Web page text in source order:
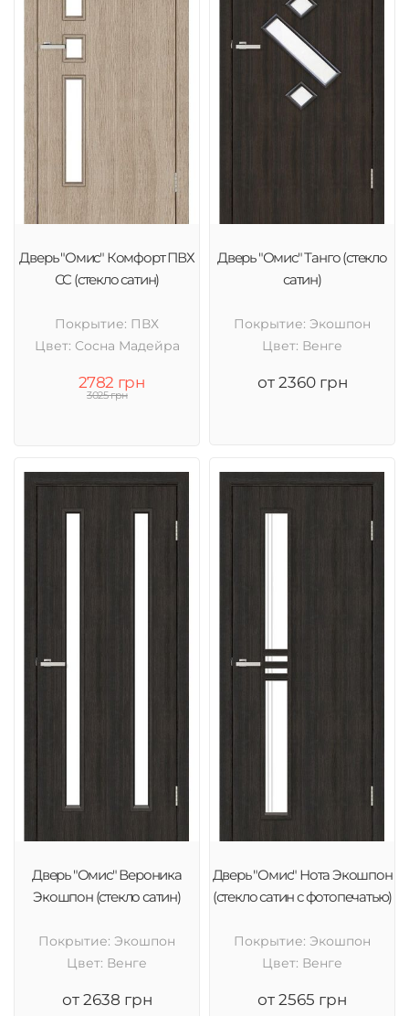
Дверь "Омис" Комфорт ПВХ
СС (стекло сатин)
Покрытие: ПВХ
Цвет: Cосна Мадейра
2782 грн
3025 грн
Дверь "Омис" Танго (стекло
сатин)
Покрытие: Экошпон
Цвет: Венге
от 2360 грн
Дверь "Омис" Вероника
Экошпон (стекло сатин)
Покрытие: Экошпон
Цвет: Венге
от 2638 грн
Дверь "Омис" Нота Экошпон
(стекло сатин с фотопечатью)
Покрытие: Экошпон
Цвет: Венге
от 2565 грн